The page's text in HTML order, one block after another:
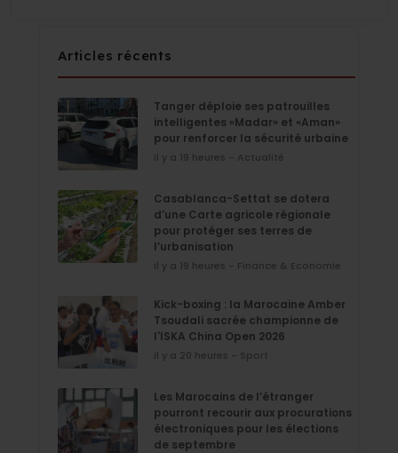
Articles récents
Tanger déploie ses patrouilles
intelligentes «Madar» et «Aman»
pour renforcer la sécurité urbaine
il y a 19 heures - Actualité
Casablanca-Settat se dotera
d’une Carte agricole régionale
pour protéger ses terres de
l’urbanisation
il y a 19 heures - Finance & Economie
Kick-boxing : la Marocaine Amber
Tsoudali sacrée championne de
l'ISKA China Open 2026
il y a 20 heures - Sport
Les Marocains de l’étranger
pourront recourir aux procurations
électroniques pour les élections
de septembre